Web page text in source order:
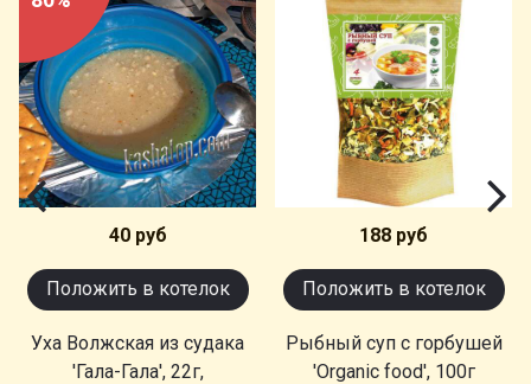
40 руб
Положить в котелок
Уха Волжская из судака
'Гала-Гала', 22г,
188 руб
Положить в котелок
Рыбный суп с горбушей
'Organic food', 100г